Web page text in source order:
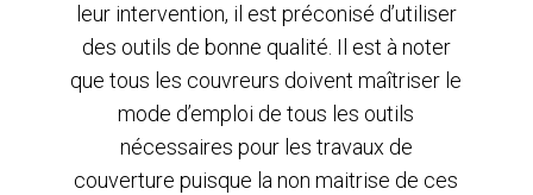
leur intervention, il est préconisé d’utiliser
des outils de bonne qualité. Il est à noter
que tous les couvreurs doivent maîtriser le
mode d’emploi de tous les outils
nécessaires pour les travaux de
couverture puisque la non maitrise de ces